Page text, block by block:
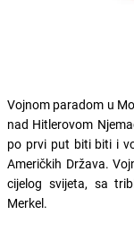
Vojnom paradom u
nad Hitlerovom
po prvi put biti biti i
Američkih Država.
cijelog svijeta, sa
Merkel.